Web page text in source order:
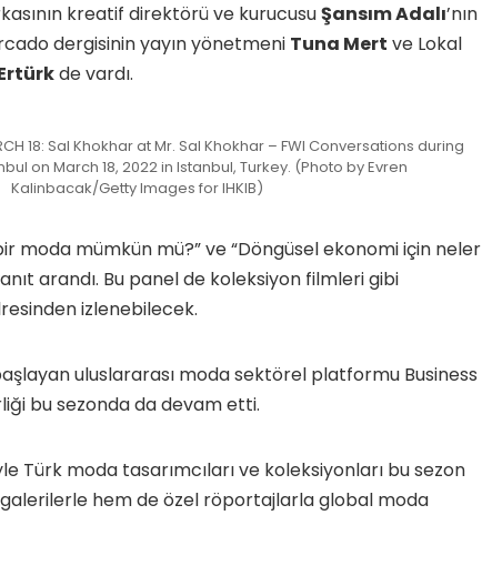
kreatif direktörü ve kurucusuŞansım Adalı’nın
dergisinin yayın yönetmeni Tuna Mert ve Lokal
de vardı.
18: Sal Khokhar at Mr. Sal Khokhar – FWI Conversations during
on March 18, 2022 in Istanbul, Turkey. (Photo by Evren
Kalinbacak/Getty Images for IHKIB)
moda mümkün mü?” ve “Döngüsel ekonomi için neler
arandı. Bu panel de koleksiyon filmleri gibi
izlenebilecek.
uluslararası moda sektörel platformu Business
bu sezonda da devam etti.
Türk moda tasarımcıları ve koleksiyonları bu sezon
hem de özel röportajlarla global moda